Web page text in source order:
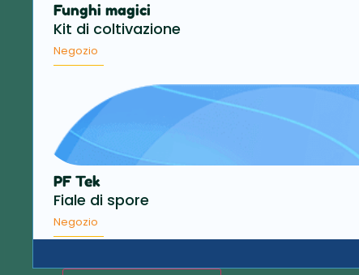
Funghi magici
Kit di coltivazione
Negozio
PF Tek
Fiale di spore
Negozio